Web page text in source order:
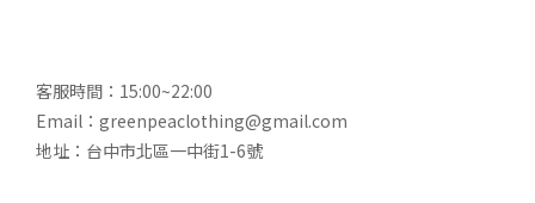
客服時間：15:00~22:00
Email：greenpeaclothing@gmail.com
地址：台中市北區一中街1-6號